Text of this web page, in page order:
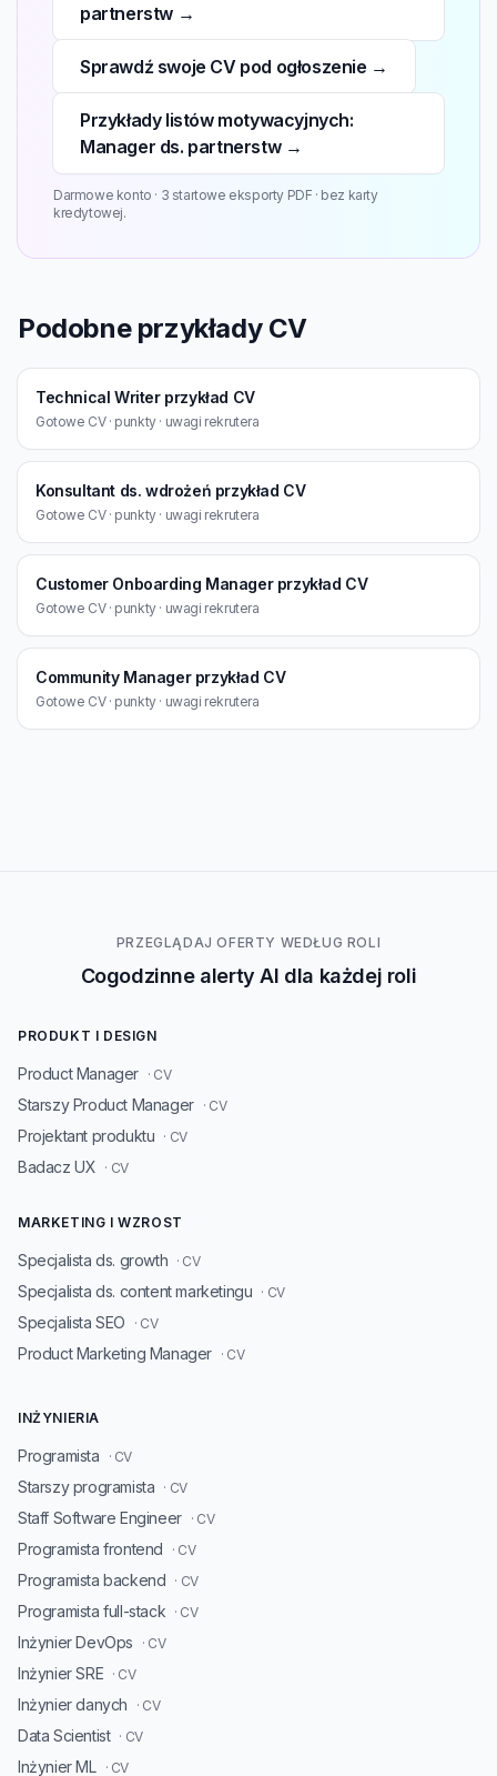
partnerstw →
Sprawdź swoje CV pod ogłoszenie →
Przykłady listów motywacyjnych:
Manager ds. partnerstw →
Darmowe konto · 3 startowe eksporty PDF · bez karty
kredytowej.
Podobne przykłady CV
Technical Writer przykład CV
Gotowe CV · punkty · uwagi rekrutera
Konsultant ds. wdrożeń przykład CV
Gotowe CV · punkty · uwagi rekrutera
Customer Onboarding Manager przykład CV
Gotowe CV · punkty · uwagi rekrutera
Community Manager przykład CV
Gotowe CV · punkty · uwagi rekrutera
PRZEGLĄDAJ OFERTY WEDŁUG ROLI
Cogodzinne alerty AI dla każdej roli
PRODUKT I DESIGN
Product Manager · CV
Starszy Product Manager · CV
Projektant produktu · CV
Badacz UX · CV
MARKETING I WZROST
Specjalista ds. growth · CV
Specjalista ds. content marketingu · CV
Specjalista SEO · CV
Product Marketing Manager · CV
INŻYNIERIA
Programista · CV
Starszy programista · CV
Staff Software Engineer · CV
Programista frontend · CV
Programista backend · CV
Programista full-stack · CV
Inżynier DevOps · CV
Inżynier SRE · CV
Inżynier danych · CV
Data Scientist · CV
Inżynier ML · CV